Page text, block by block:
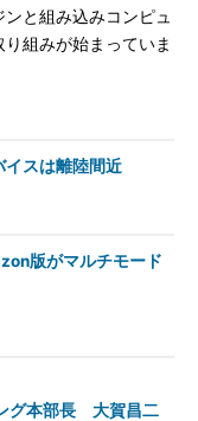
と組み込みコンピュ
組みが始まっていま
イスは離陸間近
版がマルチモード
グ本部長 大賀昌二